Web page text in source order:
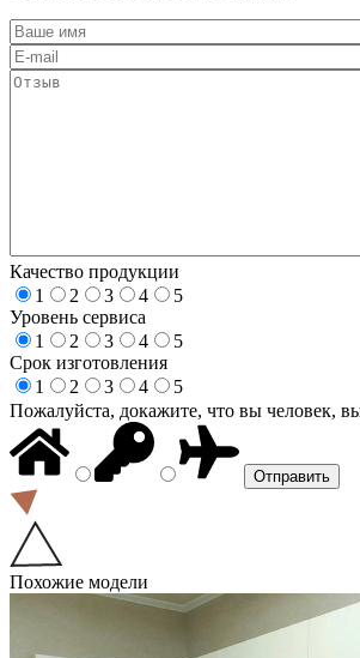
Качество продукции
1
2 3 4
5
Уровень сервиса
1
2 3 4
5
Срок изготовления
1
2 3 4
5
Пожалуйста, докажите, что вы человек,
Похожие модели